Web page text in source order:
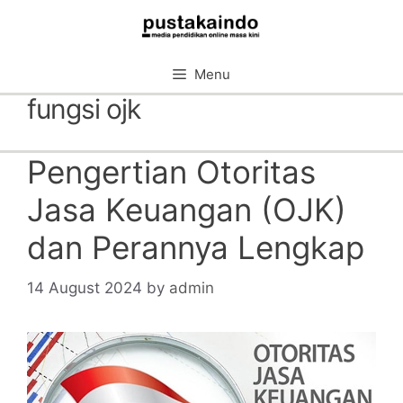
Menu
fungsi ojk
Pengertian Otoritas
Jasa Keuangan (OJK)
dan Perannya Lengkap
14 August 2024 by admin